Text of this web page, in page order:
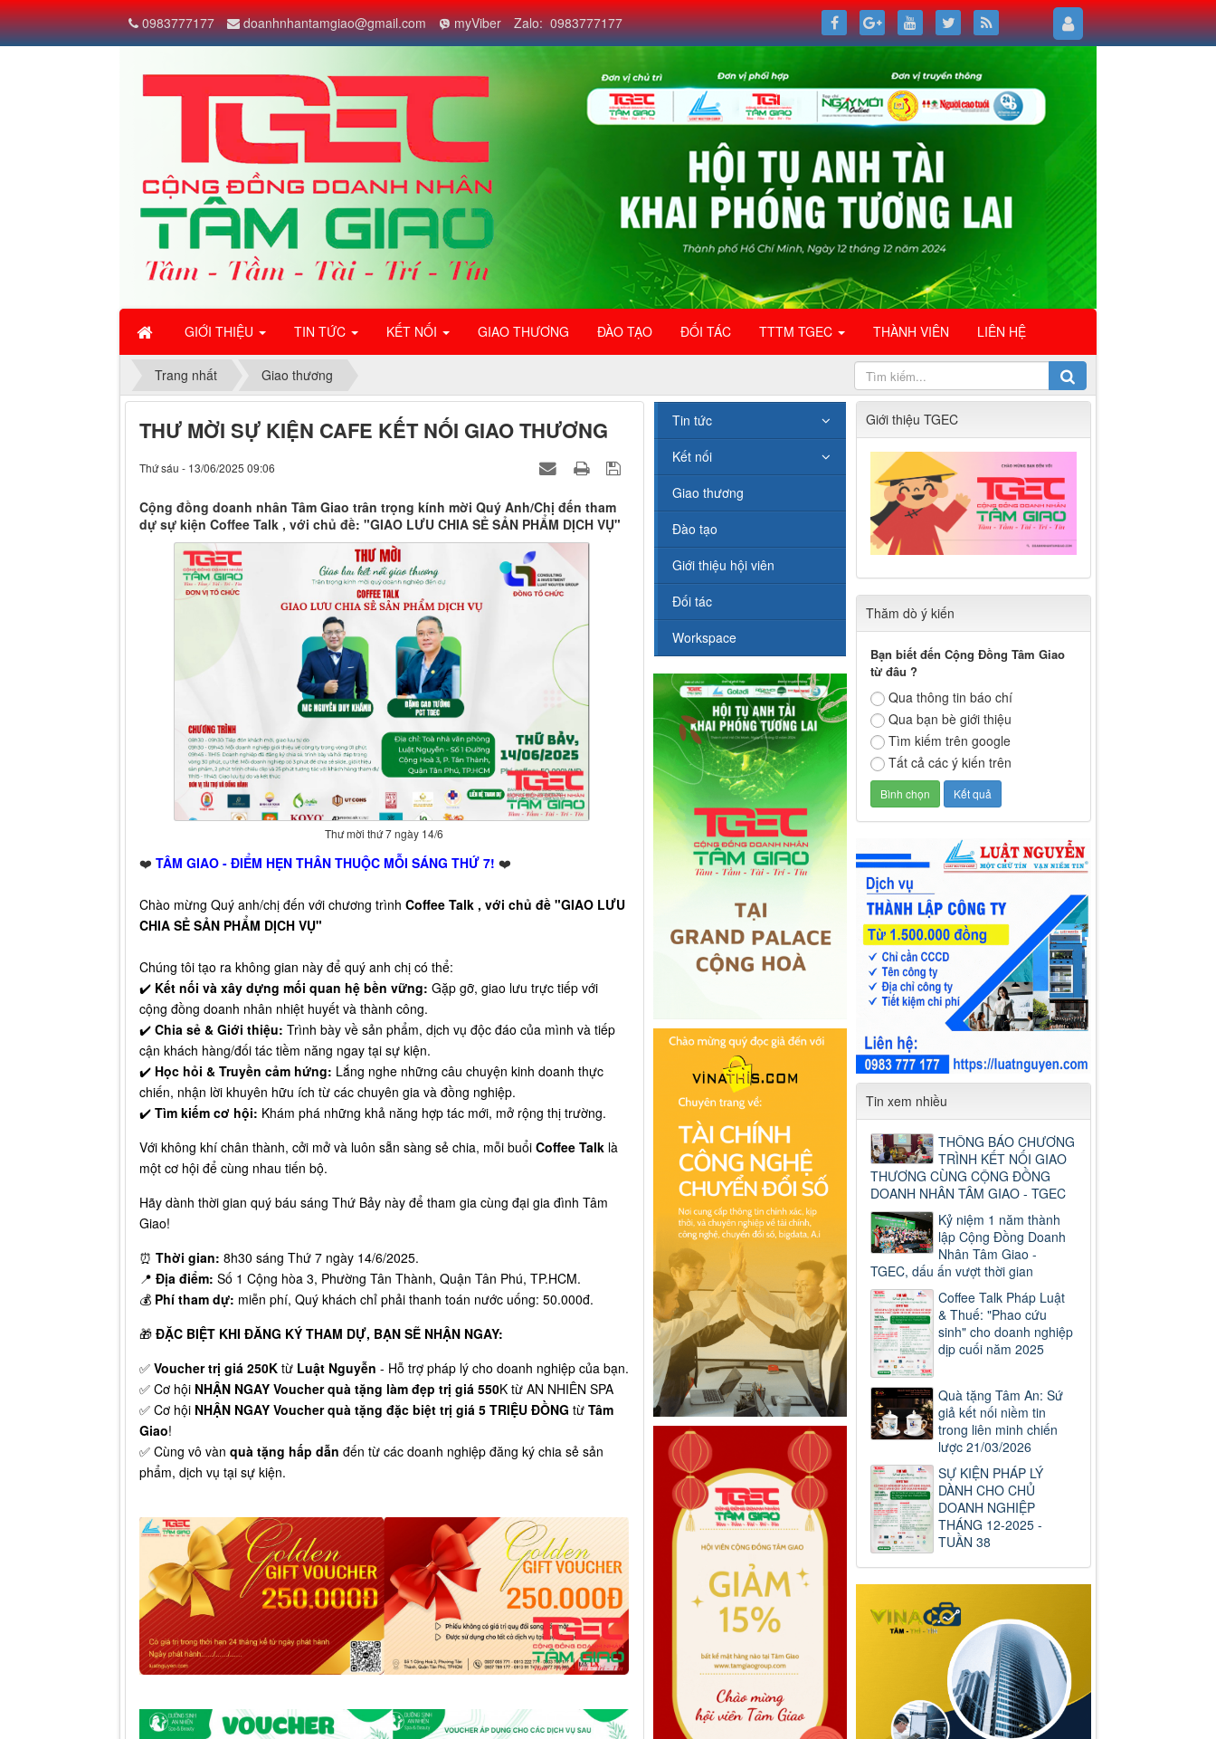
GIỚI THIỆU TIN TỨC KẾT NỐI GIAO THƯƠNG ĐÀO TẠO ĐỐI TÁC TTTM TGEC THÀNH VIÊN LIÊN HỆ
0983777177 doanhnhantamgiao@gmail.com myViber Zalo: 0983777177
Trang nhất Giao thương
THƯ MỜI SỰ KIỆN CAFE KẾT NỐI GIAO THƯƠNG
Thứ sáu - 13/06/2025 09:06
Cộng đồng doanh nhân Tâm Giao trân trọng kính mời Quý Anh/Chị đến tham
dự sự kiện Coffee Talk , với chủ đề: "GIAO LƯU CHIA SẺ SẢN PHẨM DỊCH VỤ"
Thư mời thứ 7 ngày 14/6
❤️ TÂM GIAO - ĐIỂM HẸN THÂN THUỘC MỖI SÁNG THỨ 7! ❤️
Chào mừng Quý anh/chị đến với chương trình Coffee Talk , với chủ đề "GIAO LƯU
CHIA SẺ SẢN PHẨM DỊCH VỤ"
Chúng tôi tạo ra không gian này để quý anh chị có thể:
✔️ Kết nối và xây dựng mối quan hệ bền vững: Gặp gỡ, giao lưu trực tiếp với
cộng đồng doanh nhân nhiệt huyết và thành công.
✔️ Chia sẻ & Giới thiệu: Trình bày về sản phẩm, dịch vụ độc đáo của mình và tiếp
cận khách hàng/đối tác tiềm năng ngay tại sự kiện.
✔️ Học hỏi & Truyền cảm hứng: Lắng nghe những câu chuyện kinh doanh thực
chiến, nhận lời khuyên hữu ích từ các chuyên gia và đồng nghiệp.
✔️ Tìm kiếm cơ hội: Khám phá những khả năng hợp tác mới, mở rộng thị trường.
Với không khí chân thành, cởi mở và luôn sẵn sàng sẻ chia, mỗi buổi Coffee Talk là
một cơ hội để cùng nhau tiến bộ.
Hãy dành thời gian quý báu sáng Thứ Bảy này để tham gia cùng đại gia đình Tâm
Giao!
⏰ Thời gian: 8h30 sáng Thứ 7 ngày 14/6/2025.
📍 Địa điểm: Số 1 Cộng hòa 3, Phường Tân Thành, Quận Tân Phú, TP.HCM.
💰 Phí tham dự: miễn phí, Quý khách chỉ phải thanh toán nước uống: 50.000đ.
🎁 ĐẶC BIỆT KHI ĐĂNG KÝ THAM DỰ, BẠN SẼ NHẬN NGAY:
✅ Voucher trị giá 250K từ Luật Nguyễn - Hỗ trợ pháp lý cho doanh nghiệp của bạn.
✅ Cơ hội NHẬN NGAY Voucher quà tặng làm đẹp trị giá 550K từ AN NHIÊN SPA
✅ Cơ hội NHẬN NGAY Voucher quà tặng đặc biệt trị giá 5 TRIỆU ĐỒNG từ Tâm
Giao!
✅ Cùng vô vàn quà tặng hấp dẫn đến từ các doanh nghiệp đăng ký chia sẻ sản
phẩm, dịch vụ tại sự kiện.
Giới thiệu TGEC
Thăm dò ý kiến
Bạn biết đến Cộng Đồng Tâm Giao
từ đâu ?
Qua thông tin báo chí
Qua bạn bè giới thiệu
Tìm kiếm trên google
Tất cả các ý kiến trên
Tin xem nhiều
THÔNG BÁO CHƯƠNG
TRÌNH KẾT NỐI GIAO
THƯƠNG CÙNG CỘNG ĐỒNG
DOANH NHÂN TÂM GIAO - TGEC
Kỷ niệm 1 năm thành
lập Cộng Đồng Doanh
Nhân Tâm Giao -
TGEC, dấu ấn vượt thời gian
Coffee Talk Pháp Luật
& Thuế: "Phao cứu
sinh" cho doanh nghiệp
dịp cuối năm 2025
Quà tặng Tâm An: Sứ
giả kết nối niềm tin
trong liên minh chiến
lược 21/03/2026
SỰ KIỆN PHÁP LÝ
DÀNH CHO CHỦ
DOANH NGHIỆP
THÁNG 12-2025 -
TUẦN 38
Tin tức
Kết nối
Giao thương
Đào tạo
Giới thiệu hội viên
Đối tác
Workspace